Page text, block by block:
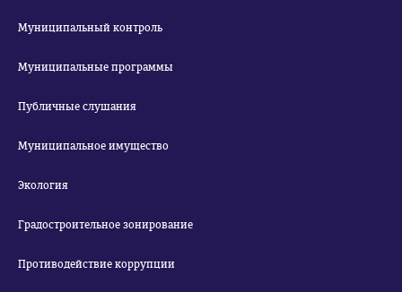
Муниципальный контроль
Муниципальные программы
Публичные слушания
Муниципальное имущество
Экология
Градостроительное зонирование
Противодействие коррупции